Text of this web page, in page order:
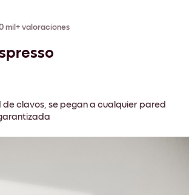
mil+ valoraciones
de clavos, se pegan a cualquier pared